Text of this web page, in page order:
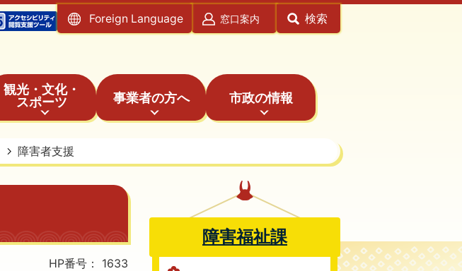
Foreign Language 窓口案内 検索
観光・文化・
スポーツ
事業者の方へ 市政の情報
障害者支援
HP番号：
1633
障害福祉課